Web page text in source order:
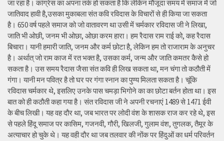
जा रहा है। कांग्रेस का अपना तर्क हो सकता है कि लेकिन मौजूदा समय में समाज में जो
जातिवाद हावी है,उसका मुकाबला संत कवि रविदास के विचारों से ही किया जा सकता
है। 650 वर्ष पहले समाज को जो वातावरण था उसी में चर्मकार रविदास जी ने लिखा,
जाति भी ओछी, जनम भी ओछा, ओछा करम हारा। हम रैदास राम राई को, कह रैदास
बिचारा। यानी हमारी जाति, जनम और कर्म छोटा है, लेकिन हम तो राजाराम के अनुचर
है। अर्थात् जो राम काज में रत भक्त है, उसका कर्म, जन्म और जाति कमतर कैसे हो
सकता है। उस समय रैदास जैसा संत कवि ही लिख सकता था, मन चंगा तो कठौती में
गंगा। यानी मन पवित्र है तो घर पर गंगा स्नान का पुण्य मिलता सकता है। चूंकि
रविदास चर्मकार थे, इसलिए उनके पास चमड़ा भिगोने का का छोटा बर्तन होता था। इस
बात को ही कठौती कहा गया है। संत रविदास जी ने अपनी रचनाएं 1489 से 1471 ईवी
के बीच लिखी। यह वह दौर था, जब भारत पर लोदी वंश के शासक राज कर रहे थे, इस
से पहले हिंदू समाज पर कासिम, गजनवी, गौरी, खिलजी, गुलाम वंश, तुगलक, तैमूर के
अत्याचार हो चुके थे। यह वही दौर था जब तलवार की नोंक पर हिंदुओं का धर्म परिवर्तन